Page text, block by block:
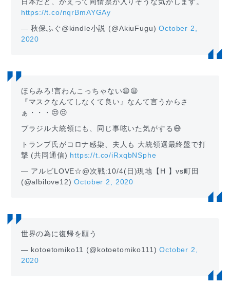
https://t.co/nqrBmAYGAy
— 秋保ふぐ@kindle小説 (@AkiuFugu)October 2,
2020
ほらみろ!言わんこっちゃない😩😩
『マスクなんてしなくて良い』なんて言うからさ
ぁ・・・😒😒
ブラジル大統領にも、同じ事呟いた気がする😅
トランプ氏がコロナ感染、夫人も 大統領選最終盤で打
撃 (共同通信) https://t.co/iRxqbNSphe
— アルビLOVE☆@次戦:10/4(日)現地【H 】vs町田
(@albilove12)October 2, 2020
世界の為に復帰を願う
— kotoetomiko11 (@kotoetomiko111)October 2,
2020